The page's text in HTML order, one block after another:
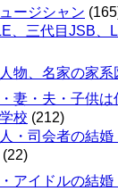
ージシャン
、三代目JSB、
物、名家の家系
妻・夫・子供は
校 (212)
・司会者の結婚
(22)
アイドルの結婚